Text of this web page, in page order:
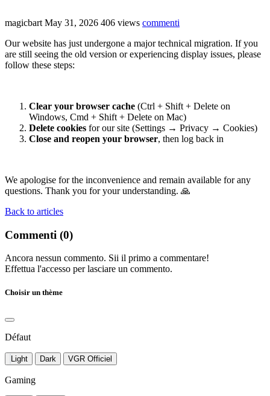
magicbart May 31, 2026 406 views commenti
Our website has just undergone a major technical migration. If you
are still seeing the old version or experiencing display issues, please
follow these steps:
Clear your browser cache (Ctrl + Shift + Delete on
Windows, Cmd + Shift + Delete on Mac)
Delete cookies for our site (Settings → Privacy → Cookies)
Close and reopen your browser, then log back in
We apologise for the inconvenience and remain available for any
questions. Thank you for your understanding. 🙏
Back to articles
Commenti (0)
Ancora nessun commento. Sii il primo a commentare!
Effettua l'accesso per lasciare un commento.
Choisir un thème
Défaut
Light Dark VGR Officiel
Gaming